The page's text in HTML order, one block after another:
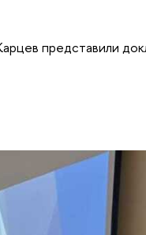
представили